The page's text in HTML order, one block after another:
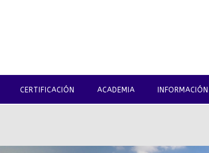
CERTIFICACIÓN ACADEMIA INFORMACIÓN